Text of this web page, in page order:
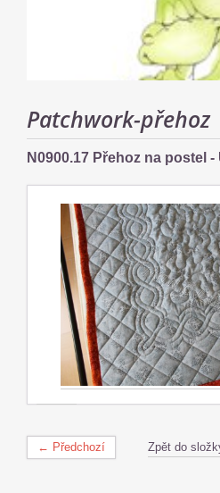
Patchwork-přehoz
N0900.17 Přehoz na postel -
← Předchozí Zpět do